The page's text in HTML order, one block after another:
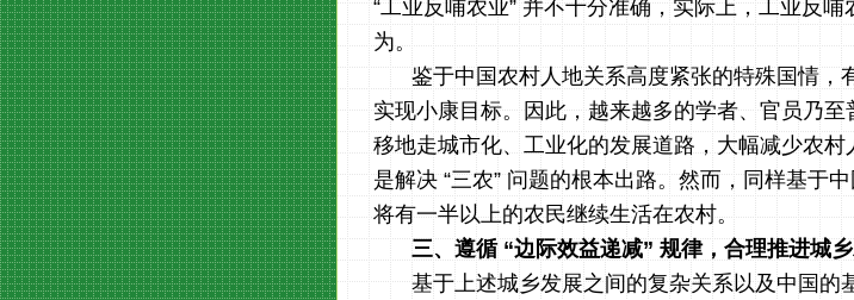
“工业反哺农业” 并不十分准确，实际上，工业反
为。
鉴于中国农村人地关系高度紧张的特殊国情，
实现小康目标。因此，越来越多的学者、官员乃
移地走城市化、工业化的发展道路，大幅减少农
是解决 “三农” 问题的根本出路。然而，同样基于
将有一半以上的农民继续生活在农村。
三、遵循“边际效益递减”规律，合理推进城
基于上述城乡发展之间的复杂关系以及中国的